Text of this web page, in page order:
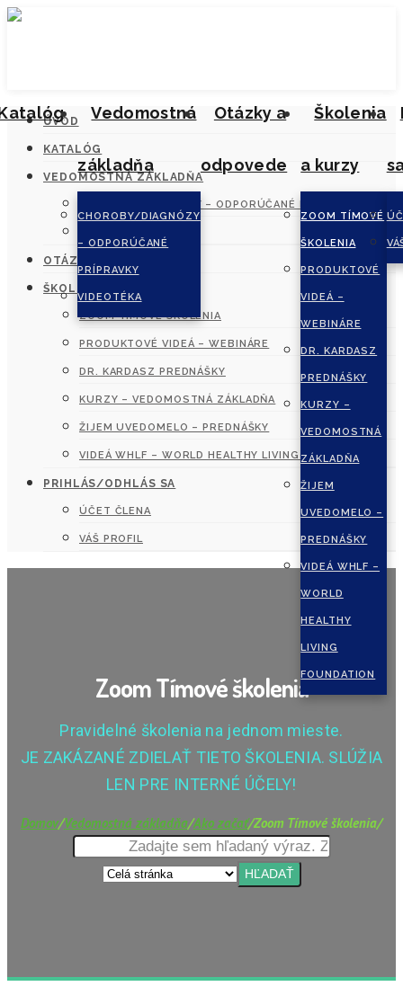
Vedomostná
základňa
CHOROBY/DIAGNÓZY
– ODPORÚČANÉ
PRÍPRAVKY
VIDEOTÉKA
Otázky a
odpovede
Školenia
a kurzy
ZOOM TÍMOVÉ
ŠKOLENIA
PRODUKTOVÉ
VIDEÁ –
WEBINÁRE
DR. KARDASZ
PREDNÁŠKY
KURZY –
VEDOMOSTNÁ
ZÁKLADŇA
ŽIJEM
UVEDOMELO –
PREDNÁŠKY
VIDEÁ WHLF –
WORLD
HEALTHY
LIVING
FOUNDATION
ÚVOD
KATALÓG
VEDOMOSTNÁ ZÁKLADŇA
CHOROBY/DIAGNÓZY – ODPORÚČANÉ PRÍPRAVKY
OTÁZKY A ODPOVEDE
ŠKOLENIA A KURZY
ZOOM TÍMOVÉ ŠKOLENIA
PRODUKTOVÉ VIDEÁ – WEBINÁRE
DR. KARDASZ PREDNÁŠKY
KURZY – VEDOMOSTNÁ ZÁKLADŇA
ŽIJEM UVEDOMELO – PREDNÁŠKY
VIDEÁ WHLF – WORLD HEALTHY LIVING FOUNDATION
PRIHLÁS/ODHLÁS SA
ÚČET ČLENA
VÁŠ PROFIL
Zoom Tímové školenia
Pravidelné školenia na jednom mieste.
JE ZAKÁZANÉ ZDIELAŤ TIETO ŠKOLENIA. SLÚŽIA
LEN PRE INTERNÉ ÚČELY!
Domov/Vedomostná základňa/Ako začať/Zoom Tímové školenia/